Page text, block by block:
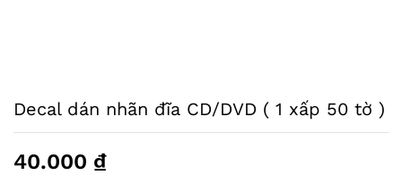
Decal dán nhãn đĩa CD/DVD ( 1 xấp 50 tờ )
40.000 ₫